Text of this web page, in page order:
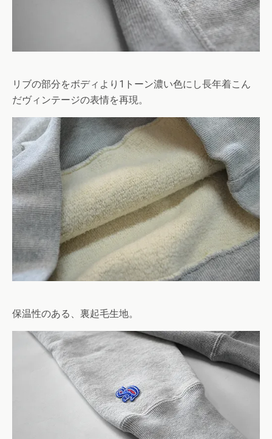
リブの部分をボディより1トーン濃い色にし長年着こん
だヴィンテージの表情を再現。
保温性のある、裏起毛生地。